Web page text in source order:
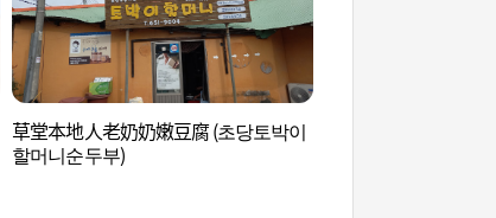
草堂本地人老奶奶嫩豆腐 (초당토박이
할머니순두부)